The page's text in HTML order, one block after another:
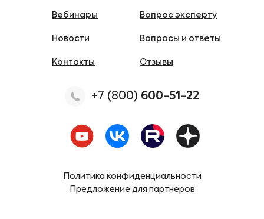
Вебинары
Новости
Контакты
Вопрос эксперту
Вопросы и ответы
Отзывы
+7 (800) 600-51-22
Политика конфиденциальности
Предложение для партнеров